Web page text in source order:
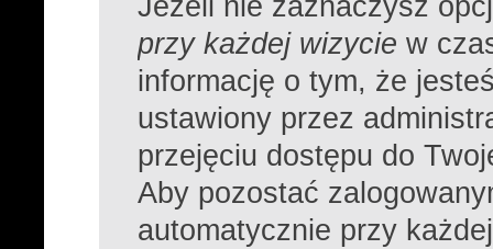
przy każdej wizycie w
informację o tym, że
ustawiony przez
przejęciu dostępu do
Aby pozostać
automatycznie przy